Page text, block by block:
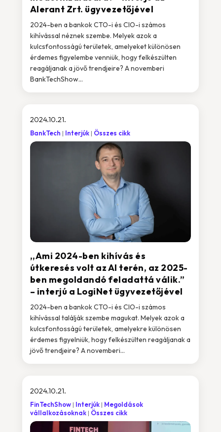
Alerant Zrt. ügyvezetőjével
2024-ben a bankok CTO-i és CIO-i számos
kihívással néznek szembe. Melyek azok a
kulcsfontosságú területek, amelyeket különösen
érdemes figyelembe venniük, hogy felkészülten
reagáljanak a jövő trendjeire? A novemberi
BankTechShow...
,,Ami 2024-ben kihívás és
útkeresés volt az AI terén, az 2025-
ben megoldandó feladattá válik.”
– interjú a LogiNet ügyvezetőjével
2024.10.21.
BankTech Interjúk Összes cikk
2024-ben a bankok CTO-i és CIO-i számos
kihívással találják szembe magukat. Melyek azok a
kulcsfontosságú területek, amelyekre különösen
érdemes figyelniük, hogy felkészülten reagáljanak a
jövő trendjeire? A novemberi...
2024.10.21.
FinTechShow Interjúk
Megoldások
vállalkozásoknak
Összes cikk